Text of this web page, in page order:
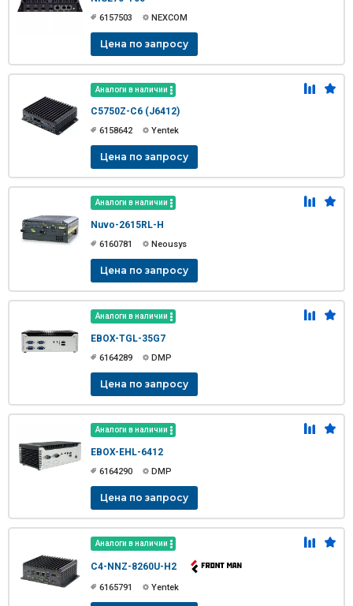
6157503 NEXCOM
Цена по запросу
Аналоги в наличии
C5750Z-C6 (J6412)
6158642 Yentek
Цена по запросу
Аналоги в наличии
Nuvo-2615RL-H
6160781 Neousys
Цена по запросу
Аналоги в наличии
EBOX-TGL-35G7
6164289 DMP
Цена по запросу
Аналоги в наличии
EBOX-EHL-6412
6164290 DMP
Цена по запросу
Аналоги в наличии
C4-NNZ-8260U-H2
6165791 Yentek